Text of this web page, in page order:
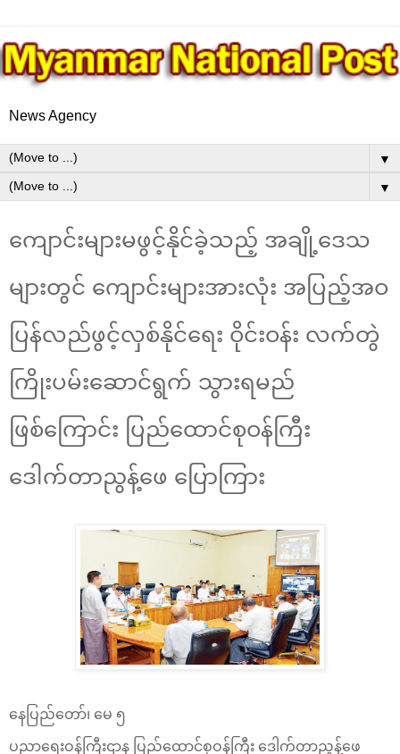
News Agency
▼
▼
ကျောင်းများမဖွင့်နိုင်ခဲ့သည့် အချို့ဒေသ
များတွင် ကျောင်းများအားလုံး အပြည့်အဝ
ပြန်လည်ဖွင့်လှစ်နိုင်ရေး ဝိုင်းဝန်း လက်တွဲ
ကြိုးပမ်းဆောင်ရွက် သွားရမည်
ဖြစ်ကြောင်း ပြည်ထောင်စုဝန်ကြီး
ဒေါက်တာညွန့်ဖေ ပြောကြား
နေပြည်တော်၊ မေ ၅
ပညာရေးဝန်ကြီးဌာန ပြည်ထောင်စုဝန်ကြီး ဒေါက်တာညွန့်ဖေ